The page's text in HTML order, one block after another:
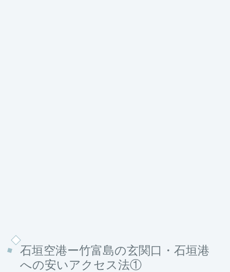
石垣空港ー竹富島の玄関口・石垣港
への安いアクセス法①